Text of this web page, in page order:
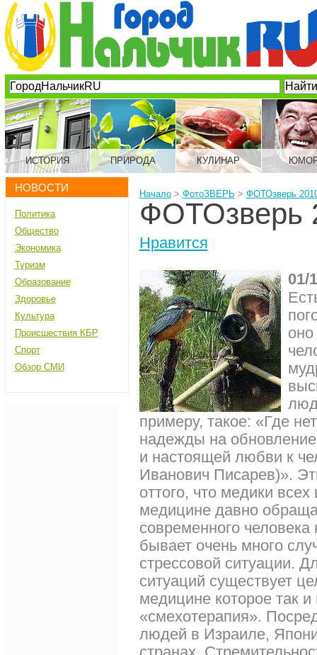
ИСТОРИЯ ПРИРОДА КУЛИНАР
НОВОСТИ
Политика
Общество
Экономика
Туризм
Образование
Здоровье
Культура
Происшествия КБР
Спорт
Обзор СМИ
Начало> ФотоЗВЕРЬ > ФОТОзверь
ФОТОзверь
Нравится
01/
оно
примеру, такое: «Где
надежды на
и настоящей любви к
Иванович Писарев)».
оттого, что медики
медицине давно
современного
бывает очень много
стрессовой ситуации.
ситуаций существует
медицине которое так и
«смехотерапия».
людей в Израиле,